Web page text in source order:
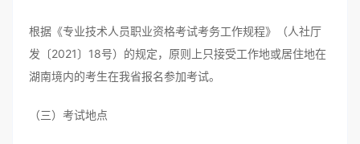
根据《专业技术人员职业资格考试考务工作规程》（人社厅
发〔2021〕18号）的规定，原则上只接受工作地或居住地在
湖南境内的考生在我省报名参加考试。
（三）考试地点